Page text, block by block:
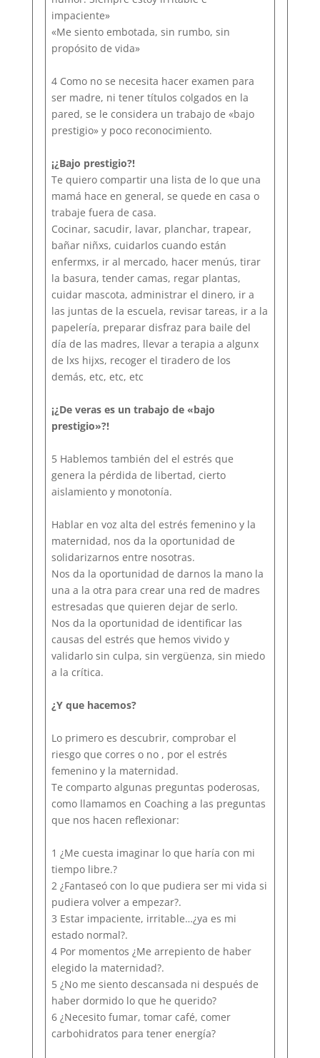
impaciente»
«Me siento embotada, sin rumbo, sin
propósito de vida»
4 Como no se necesita hacer examen para
ser madre, ni tener títulos colgados en la
pared, se le considera un trabajo de «bajo
prestigio» y poco reconocimiento.
¡¿Bajo prestigio?!
Te quiero compartir una lista de lo que una
mamá hace en general, se quede en casa o
trabaje fuera de casa.
Cocinar, sacudir, lavar, planchar, trapear,
bañar niñxs, cuidarlos cuando están
enfermxs, ir al mercado, hacer menús, tirar
la basura, tender camas, regar plantas,
cuidar mascota, administrar el dinero, ir a
las juntas de la escuela, revisar tareas, ir a la
papelería, preparar disfraz para baile del
día de las madres, llevar a terapia a algunx
de lxs hijxs, recoger el tiradero de los
demás, etc, etc, etc
¡¿De veras es un trabajo de «bajo
prestigio»?!
5 Hablemos también del el estrés que
genera la pérdida de libertad, cierto
aislamiento y monotonía.
Hablar en voz alta del estrés femenino y la
maternidad, nos da la oportunidad de
solidarizarnos entre nosotras.
Nos da la oportunidad de darnos la mano la
una a la otra para crear una red de madres
estresadas que quieren dejar de serlo.
Nos da la oportunidad de identificar las
causas del estrés que hemos vivido y
validarlo sin culpa, sin vergüenza, sin miedo
a la crítica.
¿Y que hacemos?
Lo primero es descubrir, comprobar el
riesgo que corres o no , por el estrés
femenino y la maternidad.
Te comparto algunas preguntas poderosas,
como llamamos en Coaching a las preguntas
que nos hacen reflexionar:
1 ¿Me cuesta imaginar lo que haría con mi
tiempo libre.?
2 ¿Fantaseó con lo que pudiera ser mi vida si
pudiera volver a empezar?.
3 Estar impaciente, irritable…¿ya es mi
estado normal?.
4 Por momentos ¿Me arrepiento de haber
elegido la maternidad?.
5 ¿No me siento descansada ni después de
haber dormido lo que he querido?
6 ¿Necesito fumar, tomar café, comer
carbohidratos para tener energía?